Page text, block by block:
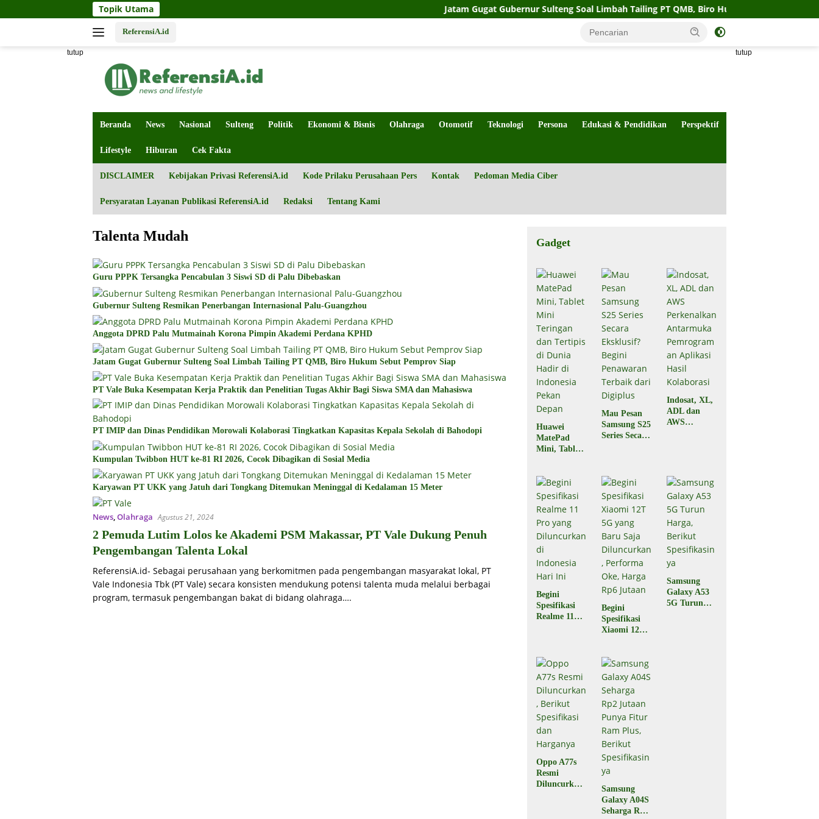
ke
Topik Utama Jatam Gugat Gubernur Sulteng Soal Limbah Tailing PT QMB, Biro Hukum Sebut Pemprov Siap
ReferensiA.id
tutup tutup
Beranda News Nasional Sulteng Politik Ekonomi & Bisnis Olahraga Otomotif Teknologi Persona Edukasi & Pendidikan Perspektif
Lifestyle Hiburan Cek Fakta
DISCLAIMER Kebijakan Privasi ReferensiA.id Kode Prilaku Perusahaan Pers Kontak Pedoman Media Ciber
Persyaratan Layanan Publikasi ReferensiA.id Redaksi Tentang Kami
Talenta Mudah
Guru PPPK Tersangka Pencabulan 3 Siswi SD di Palu Dibebaskan
Gubernur Sulteng Resmikan Penerbangan Internasional Palu-Guangzhou
Anggota DPRD Palu Mutmainah Korona Pimpin Akademi Perdana KPHD
Jatam Gugat Gubernur Sulteng Soal Limbah Tailing PT QMB, Biro Hukum Sebut Pemprov Siap
PT Vale Buka Kesempatan Kerja Praktik dan Penelitian Tugas Akhir Bagi Siswa SMA dan Mahasiswa
PT IMIP dan Dinas Pendidikan Morowali Kolaborasi Tingkatkan Kapasitas Kepala Sekolah di Bahodopi
Kumpulan Twibbon HUT ke-81 RI 2026, Cocok Dibagikan di Sosial Media
Karyawan PT UKK yang Jatuh dari Tongkang Ditemukan Meninggal di Kedalaman 15 Meter
News,Olahraga Agustus 21, 2024
2 Pemuda Lutim Lolos ke Akademi PSM Makassar, PT Vale Dukung Penuh
Pengembangan Talenta Lokal
ReferensiA.id- Sebagai perusahaan yang berkomitmen pada pengembangan masyarakat lokal, PT
Vale Indonesia Tbk (PT Vale) secara konsisten mendukung potensi talenta muda melalui berbagai
program, termasuk pengembangan bakat di bidang olahraga….
Gadget
Huawei
MatePad
Mini, Tablet
Tertipis di
Dunia Hadir
di Indonesia
Pekan Depan
Mau Pesan
Samsung S25
Series Secara
Terbaik dari
Digiplus
Indosat, XL,
ADL dan
AWS
Hasil
Kolaborasi
Begini
Spesifikasi
Realme 11
Hari Ini
Begini
Spesifikasi
Xiaomi 12T
Diluncurkan,
Performa
Oke, Harga
Rp6 Jutaan
Samsung
Galaxy A53
5G Turun
Oppo A77s
Resmi
Diluncurkan,
Samsung
Galaxy A04S
Seharga Rp2